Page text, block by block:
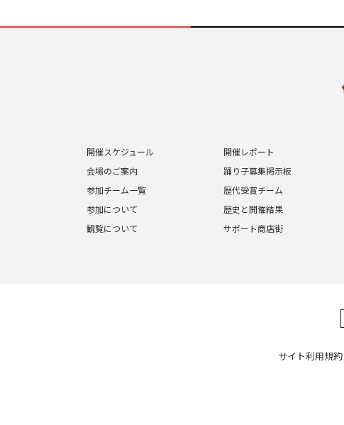
開催スケジュール
会場のご案内
参加チーム一覧
参加について
観覧について
開催レポート
踊り子募集掲示板
歴代受賞チーム
歴史と開催結果
サポート商店街
サイト利⽤規約